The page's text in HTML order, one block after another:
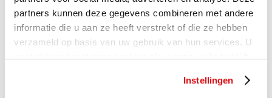
partners kunnen deze gegevens combineren met andere
informatie die u aan ze heeft verstrekt of die ze hebben
verzameld op basis van uw gebruik van hun services. U
gaat akkoord met onze cookies als u onze website blijft
Instellingen